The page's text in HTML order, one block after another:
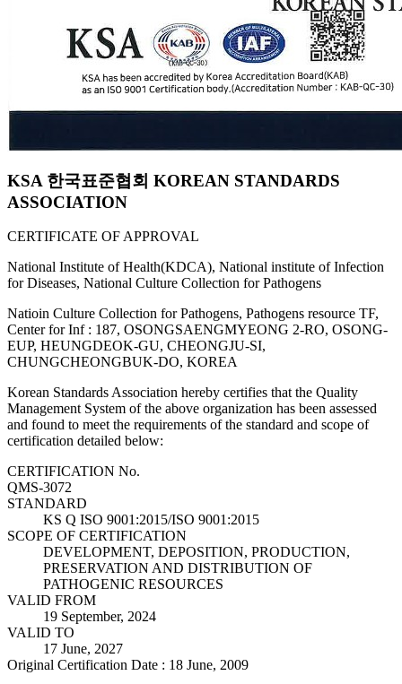
KSA 한국표준협회 KOREAN STANDARDS
ASSOCIATION
CERTIFICATE OF APPROVAL
National Institute of Health(KDCA), National institute of Infection
for Diseases, National Culture Collection for Pathogens
Natioin Culture Collection for Pathogens, Pathogens resource TF,
Center for Inf : 187, OSONGSAENGMYEONG 2-RO, OSONG-
EUP, HEUNGDEOK-GU, CHEONGJU-SI,
CHUNGCHEONGBUK-DO, KOREA
Korean Standards Association hereby certifies that the Quality
Management System of the above organization has been assessed
and found to meet the requirements of the standard and scope of
certification detailed below:
CERTIFICATION No.
QMS-3072
STANDARD
KS Q ISO 9001:2015/ISO 9001:2015
SCOPE OF CERTIFICATION
DEVELOPMENT, DEPOSITION, PRODUCTION,
PRESERVATION AND DISTRIBUTION OF
PATHOGENIC RESOURCES
VALID FROM
19 September, 2024
VALID TO
17 June, 2027
Original Certification Date : 18 June, 2009